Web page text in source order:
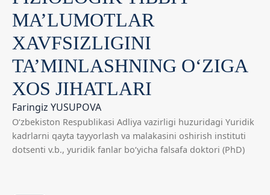
MA’LUMOTLAR
XAVFSIZLIGINI
TA’MINLASHNING O‘ZIGA
XOS JIHATLARI
Faringiz YUSUPOVA
O‘zbekiston Respublikasi Adliya vazirligi huzuridagi Yuridik
kadrlarni qayta tayyorlash va malakasini oshirish instituti
dotsenti v.b., yuridik fanlar bo‘yicha falsafa doktori (PhD)